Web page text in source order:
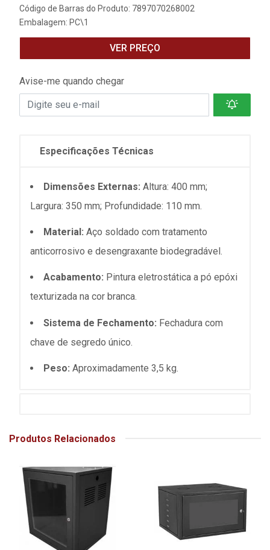
Código de Barras do Produto: 7897070268002
Embalagem: PC\1
VER PREÇO
Avise-me quando chegar
Especificações Técnicas
Dimensões Externas: Altura: 400 mm;
Largura: 350 mm; Profundidade: 110 mm.
Material: Aço soldado com tratamento
anticorrosivo e desengraxante biodegradável.
Acabamento: Pintura eletrostática a pó epóxi
texturizada na cor branca.
Sistema de Fechamento: Fechadura com
chave de segredo único.
Peso: Aproximadamente 3,5 kg.
Produtos Relacionados